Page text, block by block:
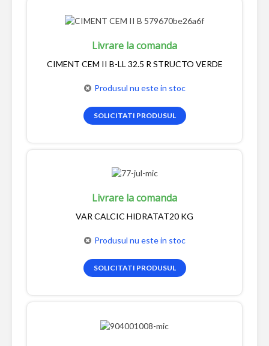
Livrare la comanda
CIMENT CEM II B-LL 32.5 R STRUCTO VERDE
Produsul nu este in stoc
SOLICITATI PRODUSUL
Livrare la comanda
VAR CALCIC HIDRATAT20 KG
Produsul nu este in stoc
SOLICITATI PRODUSUL